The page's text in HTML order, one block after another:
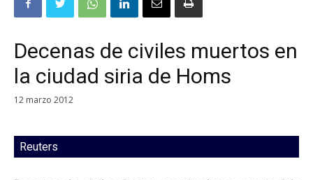
Decenas de civiles muertos en
la ciudad siria de Homs
12 marzo 2012
Reuters